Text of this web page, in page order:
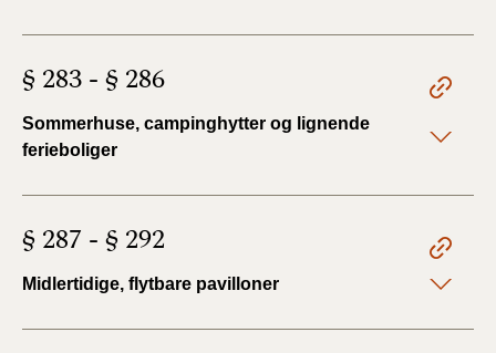
§ 283 - § 286
Sommerhuse, campinghytter og lignende
ferieboliger
§ 287 - § 292
Midlertidige, flytbare pavilloner